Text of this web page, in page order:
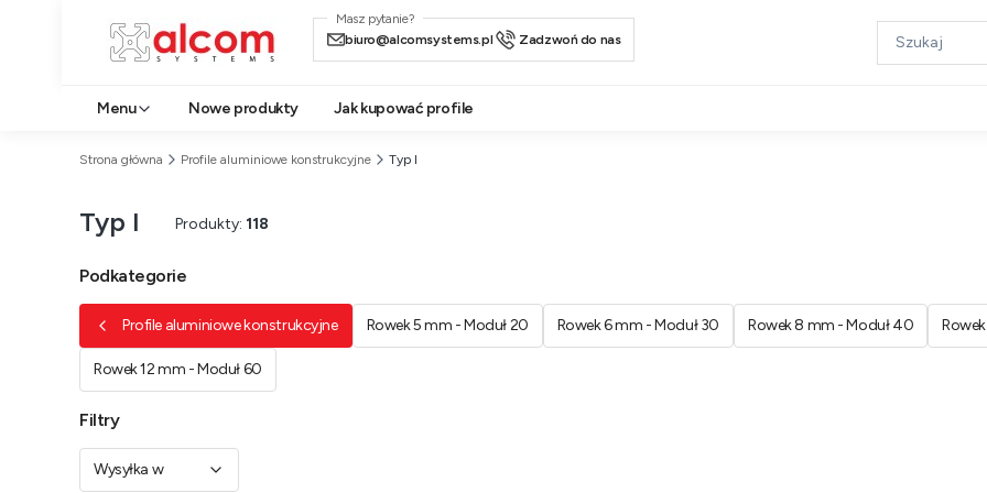
Masz pytanie?
biuro@alcomsystems.pl
Zadzwoń do nas
Menu Nowe produkty Jak kupować profile
Strona główna Profile aluminiowe konstrukcyjne Typ I
Typ I Produkty: 118
Podkategorie
Profile aluminiowe konstrukcyjne Rowek 5 mm - Moduł 20 Rowek 6 mm - Moduł 30 Rowek 8 mm - Moduł 40
Rowek 12 mm - Moduł 60
Filtry
Wysyłka w